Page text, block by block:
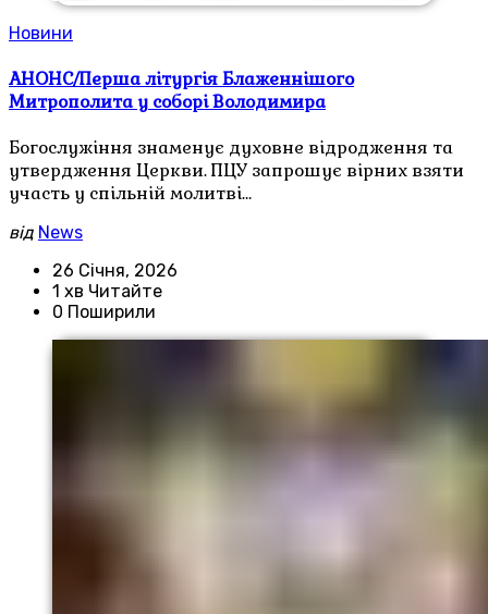
Новини
АНОНС/Перша літургія Блаженнішого
Митрополита у соборі Володимира
Богослужіння знаменує духовне відродження та
утвердження Церкви. ПЦУ запрошує вірних взяти
участь у спільній молитві…
від News
26 Січня, 2026
1 хв Читайте
0 Поширили